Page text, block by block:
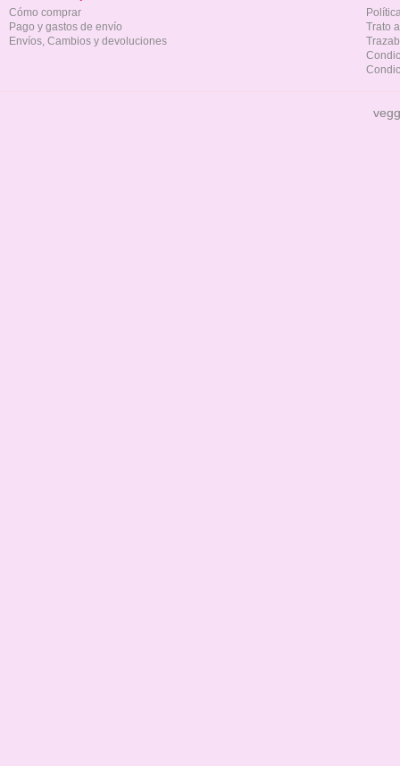
Cómo comprar
Pago y gastos de envío
Envíos, Cambios y devoluciones
Trato